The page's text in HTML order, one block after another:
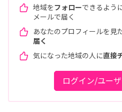
地域をフォローできるよう
メールで届く
あなたのプロフィールを見
届く
気になった地域の人に直接
ログイン/ユー